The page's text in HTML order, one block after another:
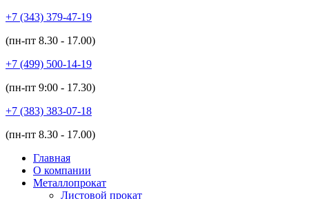
+7 (343) 379-47-19
(пн-пт 8.30 - 17.00)
+7 (499) 500-14-19
(пн-пт 9:00 - 17.30)
+7 (383) 383-07-18
(пн-пт 8.30 - 17.00)
Главная
О компании
Металлопрокат
Листовой прокат